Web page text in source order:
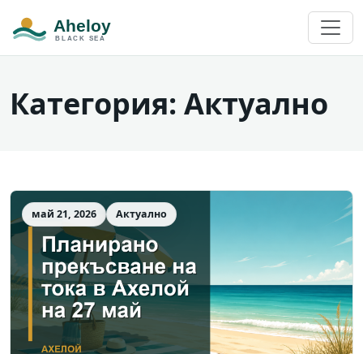
Категория: Актуално
май 21, 2026 Актуално